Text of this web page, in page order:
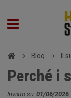
Blog Il
Perché i
Inviato su: 01/06/2026